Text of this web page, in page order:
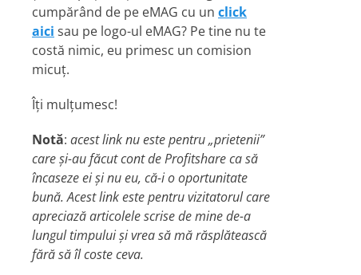
cumpărând de pe eMAG cu un click
aici sau pe logo-ul eMAG? Pe tine nu te
costă nimic, eu primesc un comision
micuț.
Îți mulțumesc!
Notă: acest link nu este pentru „prietenii”
care și-au făcut cont de Profitshare ca să
încaseze ei și nu eu, că-i o oportunitate
bună. Acest link este pentru vizitatorul care
apreciază articolele scrise de mine de-a
lungul timpului și vrea să mă răsplătească
fără să îl coste ceva.